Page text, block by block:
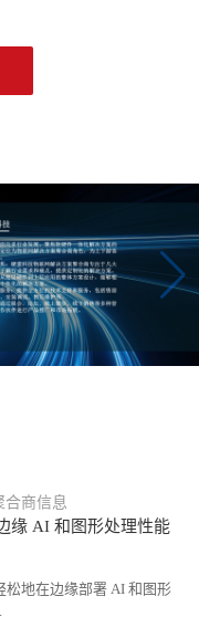
合商信息
缘 AI 和图形处理性能
松地在边缘部署 AI 和图形